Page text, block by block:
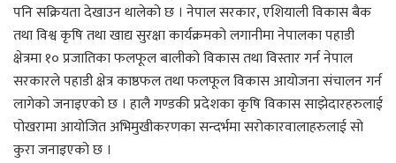
पनि सक्रियता देखाउन थालेको छ । नेपाल सरकार, एशियाली विकास बैक
तथा विश्व कृषि तथा खाद्य सुरक्षा कार्यक्रमको लगानीमा नेपालका पहाडी
क्षेत्रमा १० प्रजातिका फलफूल बालीको विकास तथा विस्तार गर्न नेपाल
सरकारले पहाडी क्षेत्र काष्ठफल तथा फलफूल विकास आयोजना संचालन गर्न
लागेको जनाइएको छ । हालै गण्डकी प्रदेशका कृषि विकास साझेदारहरुलाई
पोखरामा आयोजित अभिमुखीकरणका सन्दर्भमा सरोकारवालाहरुलाई सो
कुरा जनाइएको छ ।